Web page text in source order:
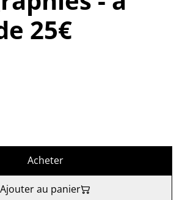
25€
Acheter
Ajouter au panier